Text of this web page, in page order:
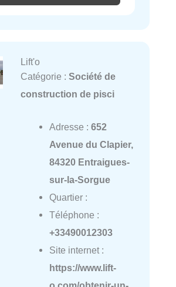
Lift'o
Catégorie : Société de
construction de pisci
Adresse : 652
Avenue du Clapier,
84320 Entraigues-
sur-la-Sorgue
Quartier :
Téléphone :
+33490012303
Site internet :
https://www.lift-